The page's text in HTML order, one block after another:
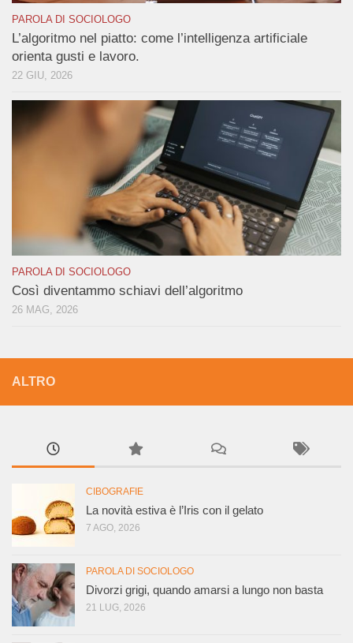
PAROLA DI SOCIOLOGO
L’algoritmo nel piatto: come l’intelligenza artificiale
orienta gusti e lavoro.
22 GIU, 2026
PAROLA DI SOCIOLOGO
Così diventammo schiavi dell’algoritmo
26 MAG, 2026
ALTRO
CIBOGRAFIE
La novità estiva è l’Iris con il gelato
7 AGO, 2026
PAROLA DI SOCIOLOGO
Divorzi grigi, quando amarsi a lungo non basta
21 LUG, 2026